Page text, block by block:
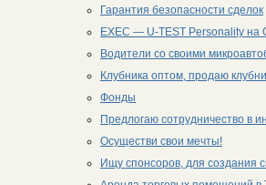
Гарантия безопасности сделок
EXEC — U-TEST Personality на
Водители со своими
Клубника оптом, продаю
Фонды
Предлогаю сотрудничество в
Осуществи свои мечты!
Ищу спонсоров, для создания